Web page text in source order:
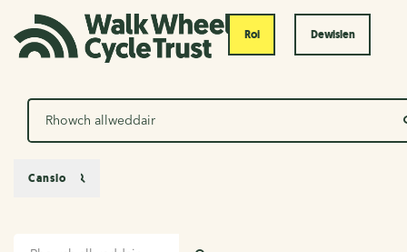
Roi Dewislen
Chwilio
Canslo